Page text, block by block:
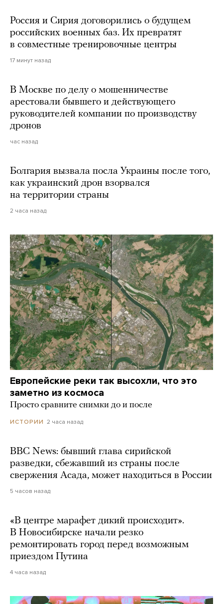
Россия и Сирия договорились о будущем
российских военных баз. Их превратят
в совместные тренировочные центры
17 минут назад
В Москве по делу о мошенничестве
арестовали бывшего и действующего
руководителей компании по производству
дронов
час назад
Болгария вызвала посла Украины после того,
как украинский дрон взорвался
на территории страны
2 часа назад
Европейские реки так высохли, что это
заметно из космоса
Просто сравните снимки до и после
ИСТОРИИ 2 часа назад
BBC News: бывший глава сирийской
разведки, сбежавший из страны после
свержения Асада, может находиться в России
5 часов назад
«В центре марафет дикий происходит».
В Новосибирске начали резко
ремонтировать город перед возможным
приездом Путина
4 часа назад